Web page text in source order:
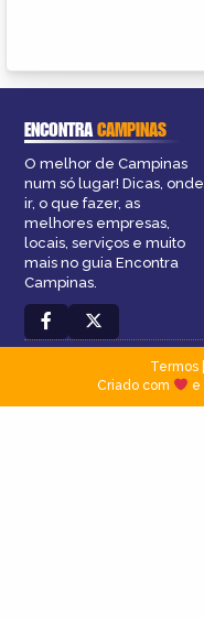
ENCONTRACAMPINAS
O melhor de Campinas
num só lugar! Dicas, onde
ir, o que fazer, as
melhores empresas,
locais, serviços e muito
mais no guia Encontra
Campinas.
Termos|
Criado com
e